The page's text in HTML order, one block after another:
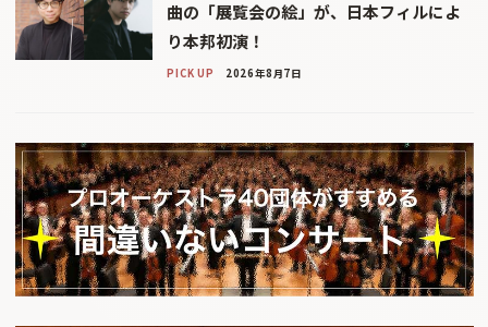
曲の「展覧会の絵」が、日本フィルによ
り本邦初演！
PICK UP 2026年8月7日